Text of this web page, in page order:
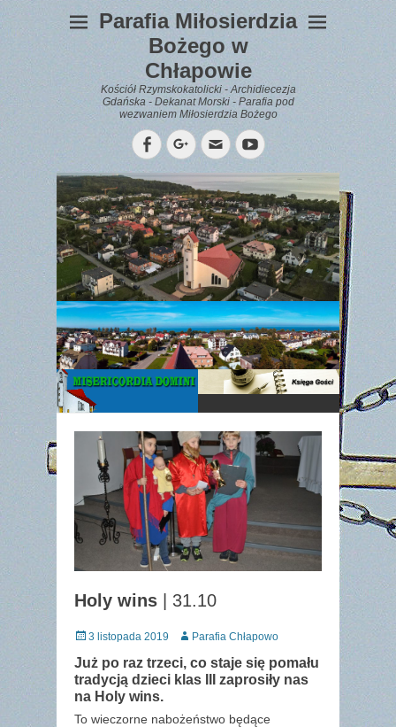
Parafia Miłosierdzia
Bożego w
Chłapowie
Kościół Rzymskokatolicki - Archidiecezja
Gdańska - Dekanat Morski - Parafia pod
wezwaniem Miłosierdzia Bożego
FacebookGoogleplus
EmailYouTube
WYPOCZYNEK
Gazetka
Parafialna
Holy wins | 31.10
Posted
3 listopada 2019 Author
Parafia Chłapowo
Już po raz trzeci, co staje się pomału
tradycją dzieci klas III zaprosiły nas
na Holy wins.
To wieczorne nabożeństwo będące